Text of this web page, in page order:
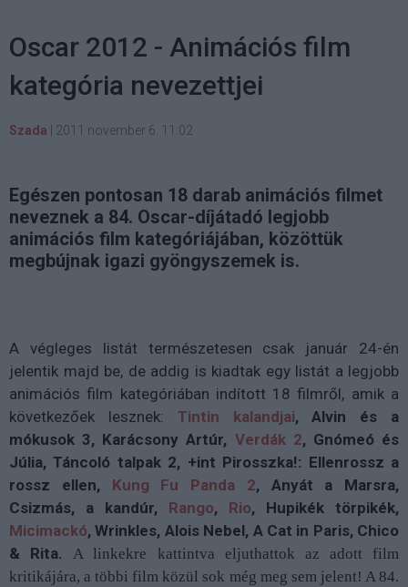
Oscar 2012 - Animációs film
kategória nevezettjei
Szada 2011 november 6. 11:02
Egészen pontosan 18 darab animációs filmet
neveznek a 84. Oscar-díjátadó legjobb
animációs film kategóriájában, közöttük
megbújnak igazi gyöngyszemek is.
A végleges listát természetesen csak január 24-én
jelentik majd be, de addig is kiadtak egy listát a legjobb
animációs film kategóriában indított 18 filmről, amik a
következőek lesznek: Tintin kalandjai, Alvin és a
mókusok 3, Karácsony Artúr, Verdák 2, Gnómeó és
Júlia, Táncoló talpak 2, +int Pirosszka!: Ellenrossz a
rossz ellen, Kung Fu Panda 2, Anyát a Marsra,
Csizmás, a kandúr, Rango, Rio, Hupikék törpikék,
Micimackó, Wrinkles, Alois Nebel, A Cat in Paris, Chico
& Rita.A linkekre kattintva eljuthattok az adott film
kritikájára, a többi film közül sok még meg sem jelent! A 84.